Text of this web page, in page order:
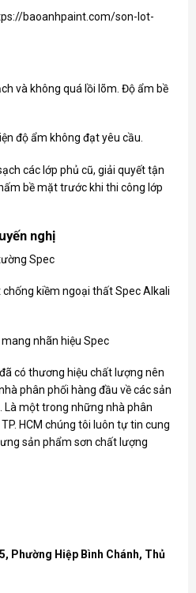
baoanhpaint.com/son-lot-
và không quá lồi lõm. Độ ẩm bề
độ ẩm không đạt yêu cầu.
các lớp phủ cũ, giải quyết tận
bề mặt trước khi thi công lớp
nghị
Spec
kiềm ngoại thất Spec Alkali
nhãn hiệu Spec
có thương hiệu chất lượng nên
phân phối hàng đầu về các sản
Là một trong những nhà phân
HCM chúng tôi luôn tự tin cung
sản phẩm sơn chất lượng
Phường Hiệp Bình Chánh, Thủ